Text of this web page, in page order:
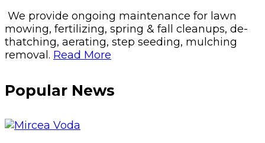
We provide ongoing maintenance for lawn
mowing, fertilizing, spring & fall cleanups, de-
thatching, aerating, step seeding, mulching
removal. Read More
Popular News